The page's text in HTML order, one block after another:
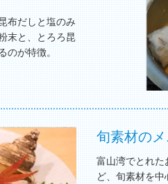
布だしと塩のみ
末と、とろろ昆
のが特徴。
旬素材の
富山湾でとれた
ど、旬素材を